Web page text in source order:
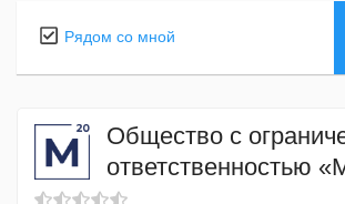
Рядом со мной
Общество с
ответственностью